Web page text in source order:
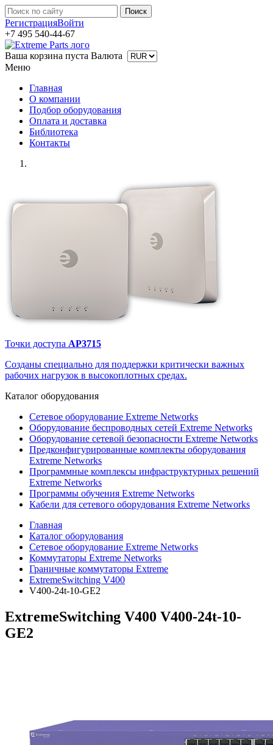
РегистрацияВойти
+7 495 540-44-67
Ваша корзина пуста Валюта
Меню
Главная
О компании
Подбор оборудования
Оплата и доставка
Библиотека
Контакты
Точки доступа AP3715
Созданы специально для поддержки критически важных
рабочих нагрузок в высокоплотных средах.
Каталог оборудования
Сетевое оборудование Extreme Networks
Оборудование беспроводных сетей Extreme Networks
Оборудование сетевой безопасности Extreme Networks
Предконфигурированные комплекты оборудования
Extreme Networks
Программные комплексы инфраструктурных решений
Extreme Networks
Программы обучения Extreme Networks
Кабели для сетевого оборудования Extreme Networks
Главная
Каталог оборудования
Сетевое оборудование Extreme Networks
Коммутаторы Extreme Networks
Граничные коммутаторы Extreme
ExtremeSwitching V400
V400-24t-10-GE2
ExtremeSwitching V400 V400-24t-10-
GE2